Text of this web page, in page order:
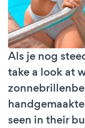
Als je nog
take a look at
seen in their